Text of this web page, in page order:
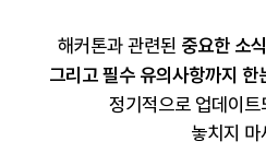
해커톤과 관련된 중요한 소
그리고 필수 유의사항까지 한
정기적으로 업데이
놓치지 마